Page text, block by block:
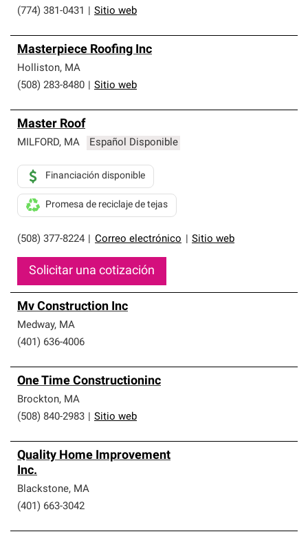
(774) 381-0431
Sitio web
Masterpiece Roofing Inc
Holliston, MA
(508) 283-8480
Sitio web
Master Roof
MILFORD, MA Español Disponible
(508) 377-8224 Correo electrónico Sitio web
Financiación disponible
Promesa de reciclaje de tejas
Solicitar una cotización
Mv Construction Inc
Medway, MA
(401) 636-4006
One Time Constructioninc
Brockton, MA
(508) 840-2983
Sitio web
Quality Home Improvement
Inc.
Blackstone, MA
(401) 663-3042